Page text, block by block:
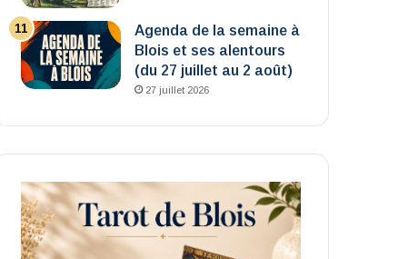
Agenda de la semaine à
Blois et ses alentours
(du 27 juillet au 2 août)
27 juillet 2026